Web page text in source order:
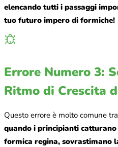
elencando tutti i passaggi
tuo futuro impero di formiche!
Errore Numero 3:
Ritmo di Crescita
Questo errore è molto comune
quando i principianti
formica regina, sovrastimano